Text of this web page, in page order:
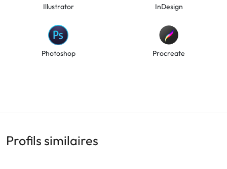
Illustrator InDesign
Photoshop Procreate
Profils similaires